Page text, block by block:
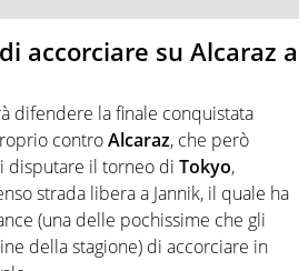
accorciare su Alcaraz a
difendere la finale conquistata
controAlcaraz, che però
disputare il torneo di Tokyo,
strada libera a Jannik, il quale ha
(una delle pochissime che gli
della stagione) di accorciare in